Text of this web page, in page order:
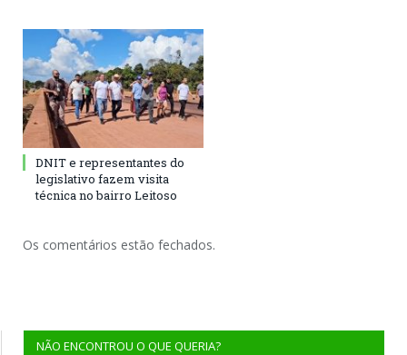
DNIT e representantes do
legislativo fazem visita
técnica no bairro Leitoso
Os comentários estão fechados.
NÃO ENCONTROU O QUE QUERIA?